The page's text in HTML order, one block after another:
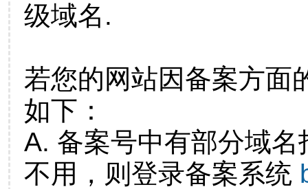
级域名.
若您的网站因备案方面
如下：
A. 备案号中有部分域
不用，则登录备案系统